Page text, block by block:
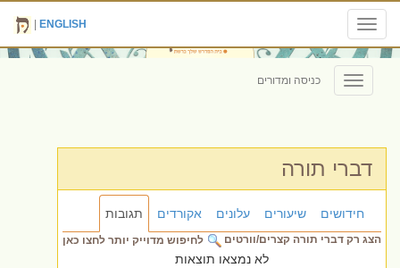
Toggle
navigation
ENGLISH
Toggle
navigation
כניסה ומדורים
דברי תורה
חידושים שיעורים עלונים אקורדים תגובות
לחיפוש מדוייק יותר לחצו כאן הצג רק דברי תורה קצרים/וורטים
לא נמצאו תוצאות